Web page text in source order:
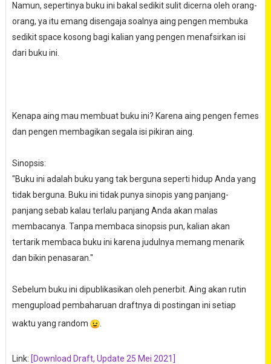
Namun, sepertinya buku ini bakal sedikit sulit dicerna oleh orang-
orang, ya itu emang disengaja soalnya aing pengen membuka
sedikit space kosong bagi kalian yang pengen menafsirkan isi
dari buku ini.
Kenapa aing mau membuat buku ini? Karena aing pengen femes
dan pengen membagikan segala isi pikiran aing.
Sinopsis:
"Buku ini adalah buku yang tak berguna seperti hidup Anda yang
tidak berguna. Buku ini tidak punya sinopis yang panjang-
panjang sebab kalau terlalu panjang Anda akan malas
membacanya. Tanpa membaca sinopsis pun, kalian akan
tertarik membaca buku ini karena judulnya memang menarik
dan bikin penasaran."
Sebelum buku ini dipublikasikan oleh penerbit. Aing akan rutin
mengupload pembaharuan draftnya di postingan ini setiap
waktu yang random
.
Link: [Download Draft, Update 25 Mei 2021]